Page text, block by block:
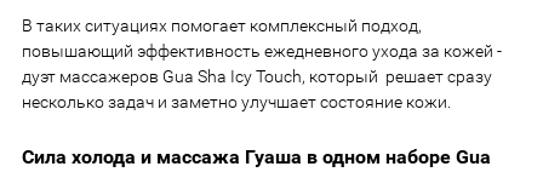
В таких ситуациях помогает комплексный подход,
повышающий эффективность ежедневного ухода за кожей -
дуэт массажеров Gua Sha Icy Touch, который решает сразу
несколько задач и заметно улучшает состояние кожи.
Сила холода и массажа Гуаша в одном наборе Gua